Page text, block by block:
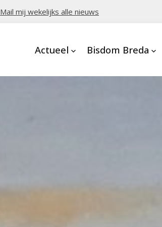
Mail mij wekelijks alle nieuws
Actueel Bisdom Breda